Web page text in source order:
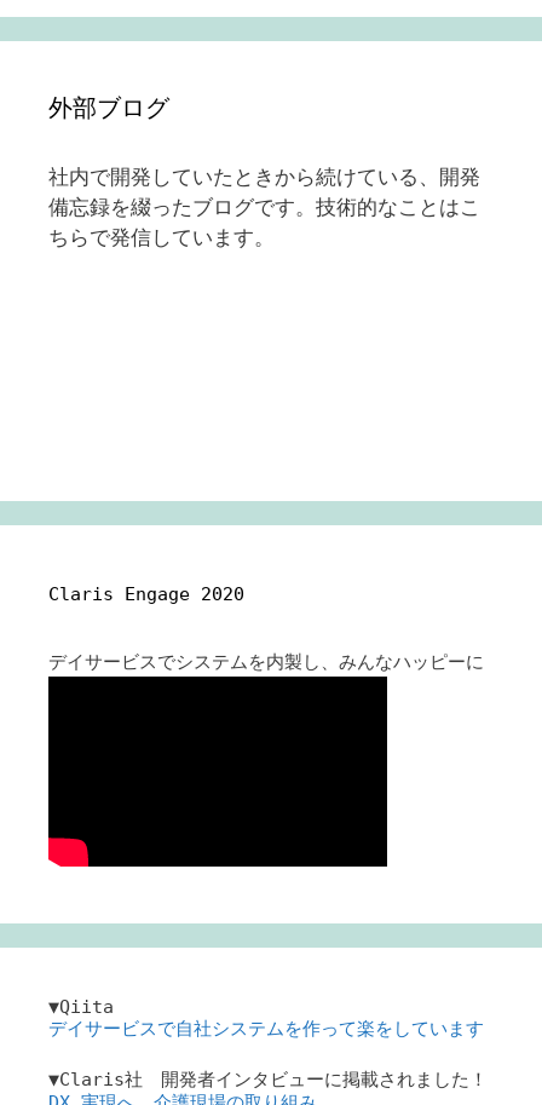
外部ブログ
社内で開発していたときから続けている、開発
備忘録を綴ったブログです。技術的なことはこ
ちらで発信しています。
Claris Engage 2020
デイサービスでシステムを内製し、みんなハッピーに
▼Qiita
デイサービスで自社システムを作って楽をしています
▼Claris社 開発者インタビューに掲載されました！